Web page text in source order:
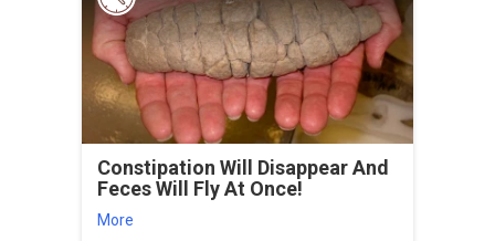
Constipation Will Disappear And
Feces Will Fly At Once!
More